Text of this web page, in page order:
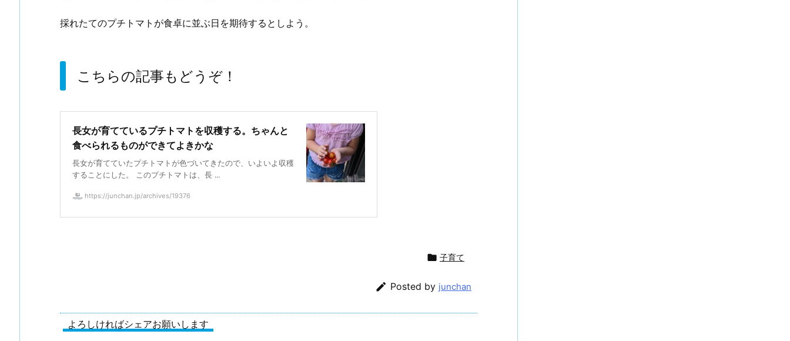
採れたてのプチトマトが食卓に並ぶ日を期待するとしよう。
こちらの記事もどうぞ！
長女が育てているプチトマトを収穫する。ちゃんと
食べられるものができてよきかな
長女が育てていたプチトマトが色づいてきたので、いよいよ収穫
することにした。 このプチトマトは、長 ...
https://junchan.jp/archives/19376
 子育て
 Posted by junchan
よろしければシェアお願いします